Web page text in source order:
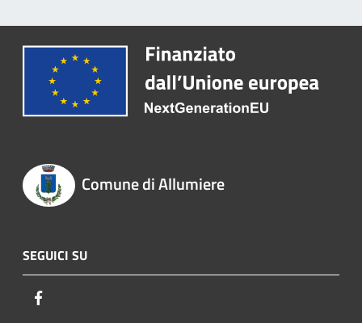
Comune di Allumiere
SEGUICI SU